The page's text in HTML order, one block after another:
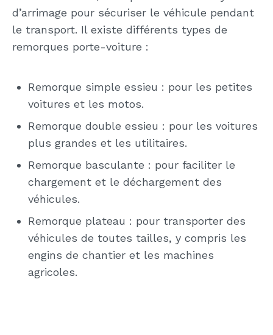
d’arrimage pour sécuriser le véhicule pendant
le transport. Il existe différents types de
remorques porte-voiture :
Remorque simple essieu : pour les petites
voitures et les motos.
Remorque double essieu : pour les voitures
plus grandes et les utilitaires.
Remorque basculante : pour faciliter le
chargement et le déchargement des
véhicules.
Remorque plateau : pour transporter des
véhicules de toutes tailles, y compris les
engins de chantier et les machines
agricoles.